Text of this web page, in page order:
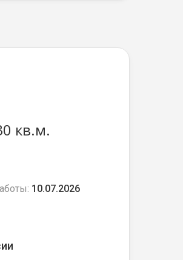
кв.м.
10.07.2026